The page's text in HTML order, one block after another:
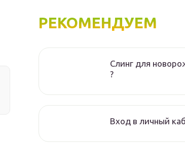
РЕКОМЕНДУЕМ
Слинг для
?
Вход в личный